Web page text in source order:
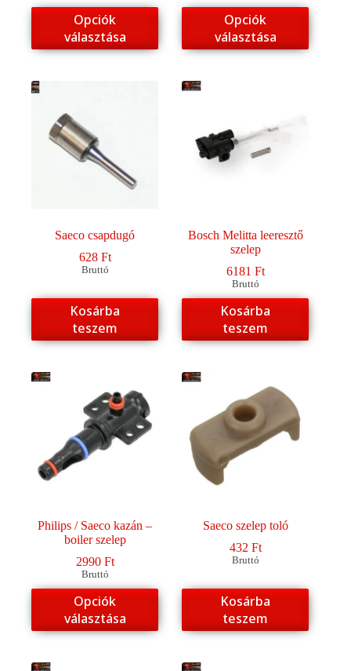
-
Opciók
választása
Ennek
a
terméknek
több
termékoldalon
választhatók
ki
-
Opciók
választása
Ennek
a
terméknek
több
termékoldalon
választhatók
Saeco csapdugó
628 Ft
Bruttó
Kosárba
teszem
Bosch Melitta leeresztő
szelep
6181 Ft
Bruttó
Kosárba
teszem
Philips / Saeco kazán –
boiler szelep
2990 Ft
Bruttó
Opciók
választása
Ennek
a
terméknek
több
Saeco szelep toló
432 Ft
Bruttó
Kosárba
teszem